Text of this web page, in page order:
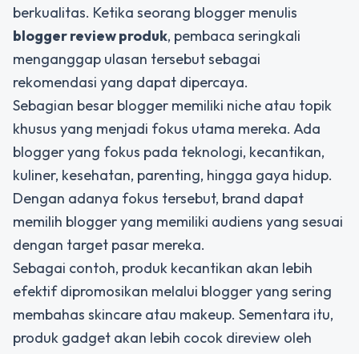
berkualitas. Ketika seorang blogger menulis
blogger review produk, pembaca seringkali
menganggap ulasan tersebut sebagai
rekomendasi yang dapat dipercaya.
Sebagian besar blogger memiliki niche atau topik
khusus yang menjadi fokus utama mereka. Ada
blogger yang fokus pada teknologi, kecantikan,
kuliner, kesehatan, parenting, hingga gaya hidup.
Dengan adanya fokus tersebut, brand dapat
memilih blogger yang memiliki audiens yang sesuai
dengan target pasar mereka.
Sebagai contoh, produk kecantikan akan lebih
efektif dipromosikan melalui blogger yang sering
membahas skincare atau makeup. Sementara itu,
produk gadget akan lebih cocok direview oleh